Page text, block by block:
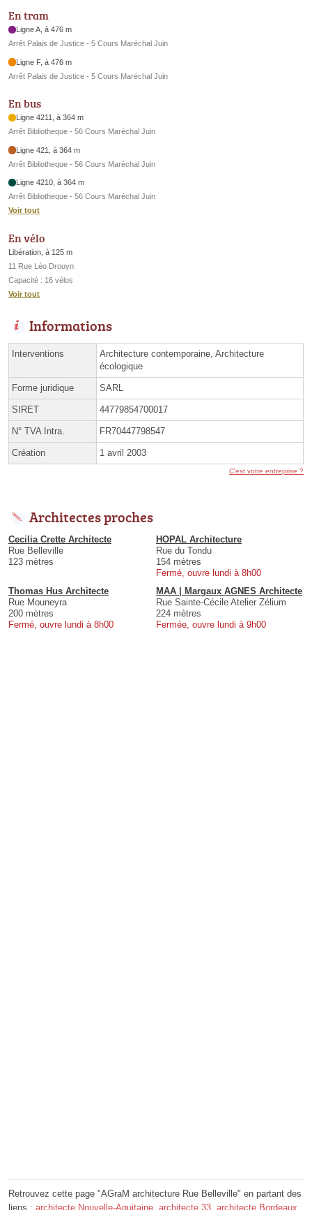
En tram
Ligne A, à 476 m
Arrêt Palais de Justice - 5 Cours Maréchal Juin
Ligne F, à 476 m
Arrêt Palais de Justice - 5 Cours Maréchal Juin
En bus
Ligne 4211, à 364 m
Arrêt Bibliotheque - 56 Cours Maréchal Juin
Ligne 421, à 364 m
Arrêt Bibliotheque - 56 Cours Maréchal Juin
Ligne 4210, à 364 m
Arrêt Bibliotheque - 56 Cours Maréchal Juin
Voir tout
En vélo
Libération, à 125 m
11 Rue Léo Drouyn
Capacité : 16 vélos
Voir tout
Informations
Interventions
Architecture contemporaine, Architecture
écologique
Forme juridique SARL
SIRET 44779854700017
N° TVA Intra. FR70447798547
Création 1 avril 2003
C'est votre entreprise ?
Architectes proches
Cecilia Crette Architecte
Rue Belleville
123 mètres
HOPAL Architecture
Rue du Tondu
154 mètres
Fermé, ouvre lundi à 8h00
Thomas Hus Architecte
Rue Mouneyra
200 mètres
Fermé, ouvre lundi à 8h00
MAA | Margaux AGNES Architecte
Rue Sainte-Cécile Atelier Zélium
224 mètres
Fermée, ouvre lundi à 9h00
Retrouvez cette page "AGraM architecture Rue Belleville" en partant des
liens : architecte Nouvelle-Aquitaine architecte 33 architecte Bordeaux